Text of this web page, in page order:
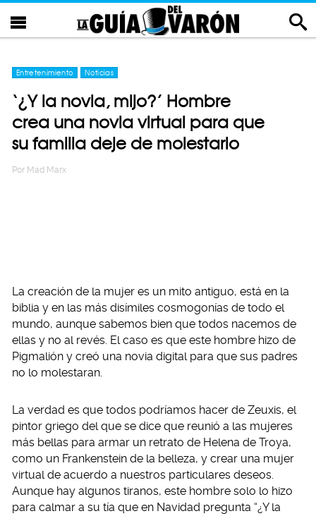
Entretenimiento Noticias
‘¿Y la novia, mijo?’ Hombre
crea una novia virtual para que
su familia deje de molestarlo
Por Mad Marx
La creación de la mujer es un mito antiguo, está en la
biblia y en las más disímiles cosmogonías de todo el
mundo, aunque sabemos bien que todos nacemos de
ellas y no al revés. El caso es que este hombre hizo de
Pigmalión y creó una novia digital para que sus padres
no lo molestaran.
La verdad es que todos podríamos hacer de Zeuxis, el
pintor griego del que se dice que reunió a las mujeres
más bellas para armar un retrato de Helena de Troya,
como un Frankenstein de la belleza, y crear una mujer
virtual de acuerdo a nuestros particulares deseos.
Aunque hay algunos tiranos, este hombre solo lo hizo
para calmar a su tía que en Navidad pregunta “¿Y la